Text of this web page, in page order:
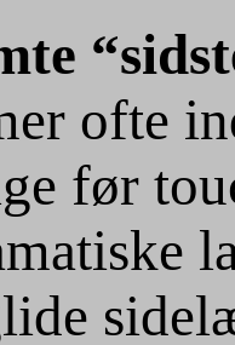
ofte
før